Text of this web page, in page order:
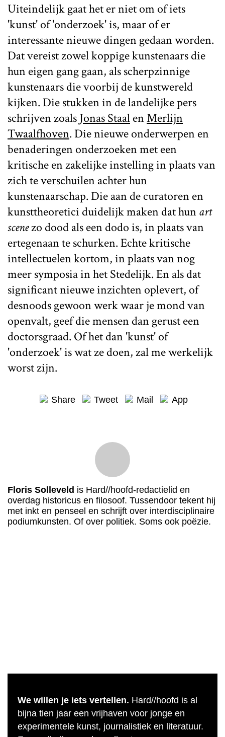
Uiteindelijk gaat het er niet om of iets
'kunst' of 'onderzoek' is, maar of er
interessante nieuwe dingen gedaan worden.
Dat vereist zowel koppige kunstenaars die
hun eigen gang gaan, als scherpzinnige
kunstenaars die voorbij de kunstwereld
kijken. Die stukken in de landelijke pers
schrijven zoalsJonas StaalenMerlijn
Twaalfhoven. Die nieuwe onderwerpen en
benaderingen onderzoeken met een
kritische en zakelijke instelling in plaats van
zich te verschuilen achter hun
kunstenaarschap. Die aan de curatoren en
kunsttheoretici duidelijk maken dat hunart
scenezo dood als een dodo is, in plaats van
ertegenaan te schurken. Echte kritische
intellectuelen kortom, in plaats van nog
meer symposia in het Stedelijk. En als dat
significant nieuwe inzichten oplevert, of
desnoods gewoon werk waar je mond van
openvalt, geef die mensen dan gerust een
doctorsgraad. Of het dan 'kunst' of
'onderzoek' is wat ze doen, zal me werkelijk
worst zijn.
Share Tweet Mail App
Floris Solleveld is Hard//hoofd-redactielid en
overdag historicus en filosoof. Tussendoor tekent hij
met inkt en penseel en schrijft over interdisciplinaire
podiumkunsten. Of over politiek. Soms ook poëzie.
We willen je iets vertellen. Hard//hoofd is al
bijna tien jaar een vrijhaven voor jonge en
experimentele kunst, journalistiek en literatuur.